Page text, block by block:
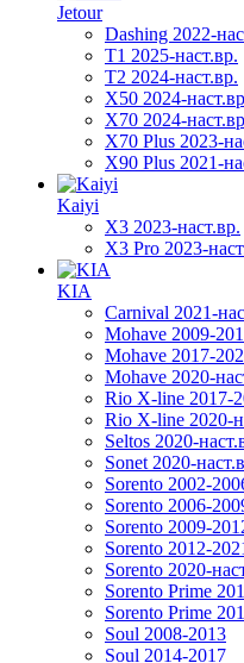
Jetour
Dashing 2022-
T1 2025-наст.вр.
T2 2024-наст.вр.
X50 2024-
X70 2024-
X70 Plus 2023-
X90 Plus 2021-
Kaiyi
X3 2023-наст.вр.
X3 Pro 2023-
KIA
Carnival 2021-
Mohave 2009-
Mohave 2017-
Mohave 2020-
Rio X-line 2017-
Rio X-line 2020-
Seltos 2020-
Sonet 2020-
Sorento 2002-
Sorento 2006-
Sorento 2009-
Sorento 2012-
Sorento 2020-
Sorento Prime
Sorento Prime
Soul 2008-2013
Soul 2014-2017